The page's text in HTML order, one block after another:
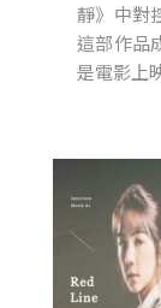
靜》中對
這部作品
是電影上